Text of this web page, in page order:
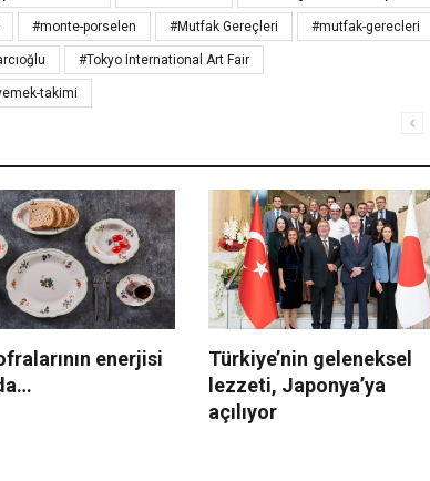
#monte-porselen #Mutfak Gereçleri #mutfak-gerecleri
#Tokyo International Art Fair
takimi
enerjisi
Türkiye’nin geleneksel
lezzeti, Japonya’ya
açılıyor